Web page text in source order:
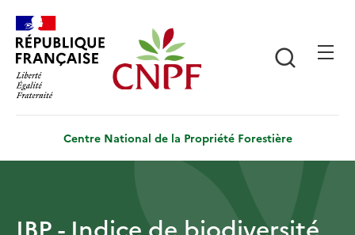
contenu
principal
Centre National de la Propriété Forestière
IBP - Indice de biodiversité